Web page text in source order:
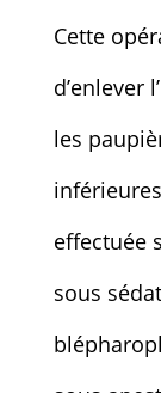
Cette
d’enlever
les
effectuée
sous